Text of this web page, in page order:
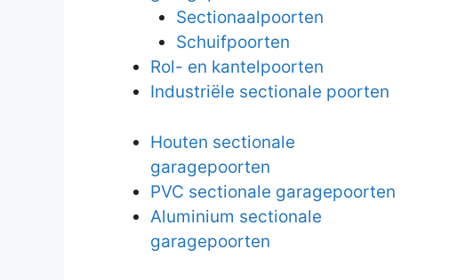
Sectionaalpoorten
Schuifpoorten
Rol- en kantelpoorten
Industriële sectionale poorten
Houten sectionale
garagepoorten
PVC sectionale garagepoorten
Aluminium sectionale
garagepoorten